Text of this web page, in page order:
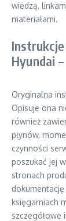
wiedzą,
materiałami.
Hyundai
Oryginalna
Opisuje ona
również
płynów,
czynności
poszukać jej
stronach
księgarniach
szczegółowe